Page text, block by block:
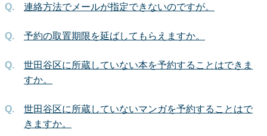
連絡方法でメールが指定できないのですが。
予約の取置期限を延ばしてもらえますか。
世田谷区に所蔵していない本を予約することはできま
すか。
世田谷区に所蔵していないマンガを予約することはで
きますか。